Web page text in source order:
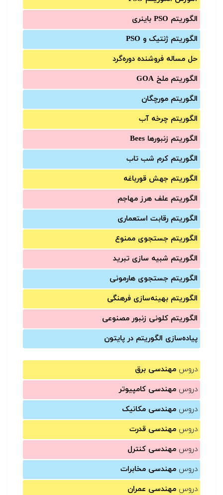
الگوریتم PSO باینری
الگوریتم ژنتیک و PSO
حل مساله فروشنده دوره‌گرد
الگوریتم ملخ GOA
الگوریتم مورچگان
الگوریتم چرخه آب
الگوریتم زنبورها Bees
الگوریتم کرم شب تاب
الگوریتم جهش قورباغه
الگوریتم علف هرز مهاجم
الگوریتم رقابت استعماری
الگوریتم جستجوی ممنوع
الگوریتم شبیه سازی تبرید
الگوریتم جستجوی هارمونی
الگوریتم بهینه‌سازی فرهنگی
الگوریتم کلونی زنبور مصنوعی
پیاده‌سازی الگوریتم در پایتون
دروس مهندسی برق
دروس مهندسی کامپیوتر
دروس مهندسی مکانیک
دروس مهندسی قدرت
دروس مهندسی کنترل
دروس مهندسی مخابرات
دروس مهندسی عمران